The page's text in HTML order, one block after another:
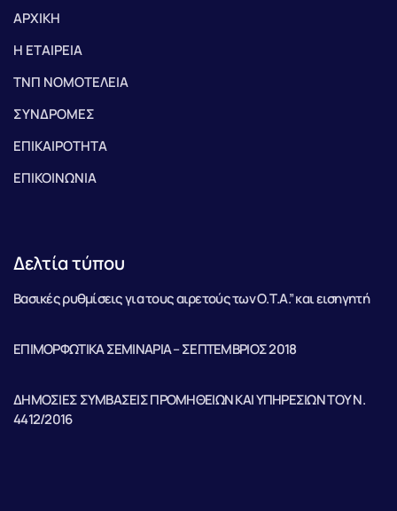
ΑΡΧΙΚΗ
Η ΕΤΑΙΡΕΙΑ
ΤΝΠ ΝΟΜΟΤΕΛΕΙΑ
ΣΥΝΔΡΟΜΕΣ
ΕΠΙΚΑΙΡΟΤΗΤΑ
ΕΠΙΚΟΙΝΩΝΙΑ
Δελτία τύπου
Βασικές ρυθμίσεις για τους αιρετούς των Ο.Τ.Α.” και εισηγητή
ΕΠΙΜΟΡΦΩΤΙΚΑ ΣΕΜΙΝΑΡΙΑ – ΣΕΠΤΕΜΒΡΙΟΣ 2018
ΔΗΜΟΣΙΕΣ ΣΥΜΒΑΣΕΙΣ ΠΡΟΜΗΘΕΙΩΝ ΚΑΙ ΥΠΗΡΕΣΙΩΝ ΤΟΥ Ν.
4412/2016